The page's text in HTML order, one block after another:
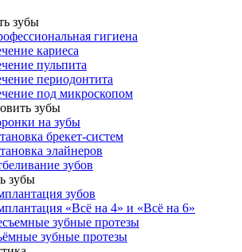
зубы
гигиена
кариеса
пульпита
периодонтита
под микроскопом
зубы
на зубы
брекет-систем
элайнеров
зубов
зубы
зубов
«‎Всё на 4» и «‎Всё на 6»
зубные протезы
зубные протезы